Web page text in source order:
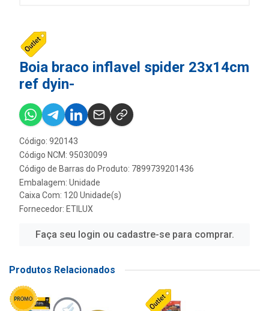
Boia braco inflavel spider 23x14cm
ref dyin-
Código: 920143
Código NCM: 95030099
Código de Barras do Produto: 7899739201436
Embalagem: Unidade
Caixa Com: 120 Unidade(s)
Fornecedor: ETILUX
Faça seu login ou cadastre-se para comprar.
Produtos Relacionados